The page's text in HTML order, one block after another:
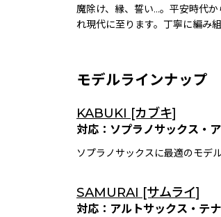
魔除け、縁、誓い...。平安時代
れ現代に至ります。丁寧に編み
モデルラインナップ
KABUKI [カブキ]
対応：ソプラノサックス・
ソプラノサックスに最適のモデ
SAMURAI [サムライ]
対応：アルトサックス・テ